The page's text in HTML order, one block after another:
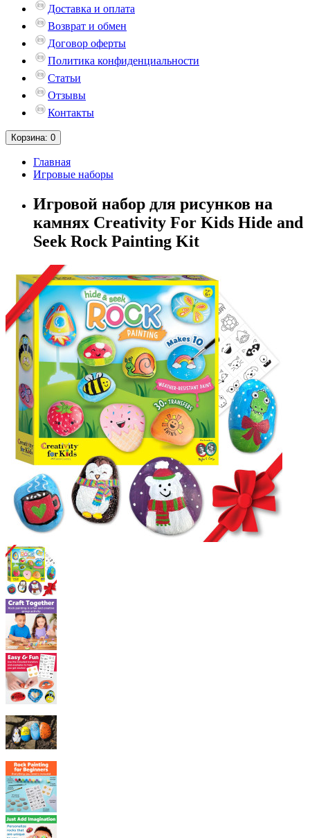
Доставка и оплата
Возврат и обмен
Договор оферты
Политика конфиденциальности
Статьи
Отзывы
Контакты
Корзина: 0
Главная
Игровые наборы
Игровой набор для рисунков на
камнях Creativity For Kids Hide and
Seek Rock Painting Kit